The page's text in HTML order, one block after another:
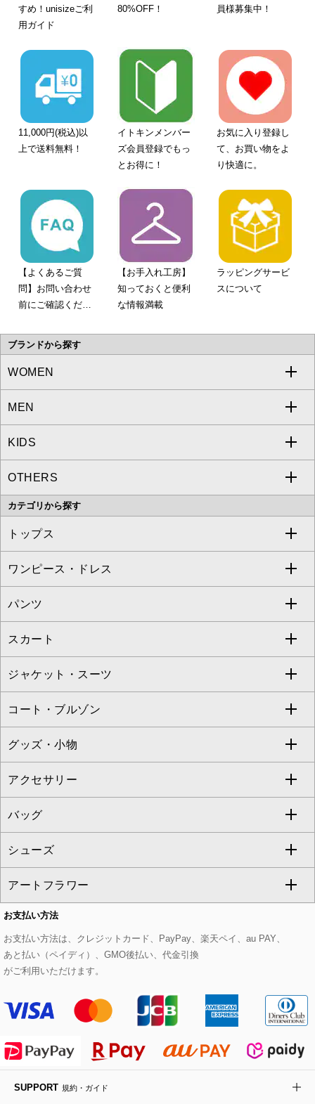
すめ！unisizeご利
用ガイド
80%OFF！
員様募集中！
11,000円(税込)以
上で送料無料！
イトキンメンバー
ズ会員登録でもっ
とお得に！
お気に入り登録し
て、お買い物をよ
り快適に。
【よくあるご質
問】お問い合わせ
前にご確認くださ
【お手入れ工房】
知っておくと便利
な情報満載
ラッピングサービ
スについて
ブランドから探す
WOMEN
a.v.v
MICHEL KLEIN
MK MICHEL KLEIN
OFUON le MK
eur3
Maison de CINQ
MK MICHEL KLEIN BAG
HIROKO KOSHINO
MEN
a.v.v
MICHEL KLEIN HOMME
MK MICHEL KLEIN HOMME
KIDS
a.v.v
OTHERS
MK MICHEL KLEIN BAG
カテゴリから探す
トップス
すべてのトップス
カットソー・Tシャツ
ブラウス・シャツ
ニット・セーター
カーディガン
アンサンブルセット
ベスト・ジレ
パーカー
タンクトップ・キャミソール
スウェット・ジャージー
その他のトップス
ワンピース・ドレス
すべてのワンピース・ドレス
ワンピース
ドレス
チュニック
ジャンパースカート
その他のワンピース・ドレス
パンツ
すべてのパンツ
フルレングスパンツ
クロップド・半端丈パンツ
ガウチョ・ワイドパンツ
ハーフ・ショート丈パンツ
サロペット・オールインワン
その他のパンツ
スカート
すべてのスカート
ロング・マキシ丈スカート
ひざ丈スカート
ミモレ丈スカート
ショート・ミニ丈スカート
その他のスカート
ジャケット・スーツ
すべてのジャケット・スーツ
テーラードジャケット
ノーカラージャケット
セットアップ
セットアップジャケット
セットアップパンツ
セットアップスカート
セットアップワンピース
コート・ブルゾン
すべてのコート・ブルゾン
トレンチコート
ピーコート
ダッフルコート
チェスターコート
モッズコート
ステンカラーコート
ライダースジャケット
デニムジャケット
ダウンジャケット・コート
グッズ・小物
すべてのグッズ・小物
マスク
ストール・マフラー・スヌード
ベルト・サスペンダー
帽子
ヘアアクセサリー
ハンカチ・バンダナ
手袋
チャーム・ストラップ
アクセサリー
すべてのアクセサリー
ネックレス
ピアス・イヤリング
ブレスレット・バングル
ブローチ・コサージュ
バッグ
すべてのバッグ
トートバッグ
ショルダーバッグ
ボストンバッグ
バックパック・リュック
ボディバッグ・メッセンジャーバッグ
トラベルバッグ
シューズ
すべてのシューズ
パンプス
スニーカー
フラットシューズ
ローファー
ドレスシューズ
アートフラワー
すべてのアートフラワー
ローズ
カサブランカ・カラー
ラナンキュラス
ポプリアレンジ＆フレグランス
お支払い方法
お支払い方法は、クレジットカード、PayPay、楽天ペイ、au PAY、
あと払い（ペイディ）、GMO後払い、代金引換
がご利用いただけます。
SUPPORT 規約・ガイド